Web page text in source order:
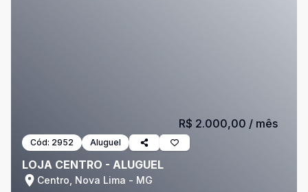
Cód: 2952 Aluguel
LOJA CENTRO - ALUGUEL
Centro, Nova Lima - MG
R$ 2.000,00 / mês